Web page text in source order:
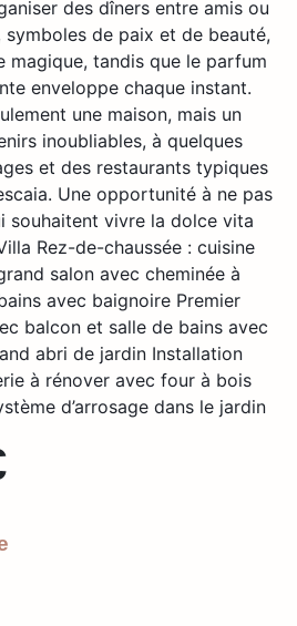
des dîners entre amis ou
de paix et de beauté,
magique, tandis que le parfum
enveloppe chaque instant.
une maison, mais un
inoubliables, à quelques
et des restaurants typiques
Une opportunité à ne pas
souhaitent vivre la dolce vita
Rez-de-chaussée : cuisine
salon avec cheminée à
avec baignoire Premier
balcon et salle de bains avec
abri de jardin Installation
à rénover avec four à bois
d’arrosage dans le jardin